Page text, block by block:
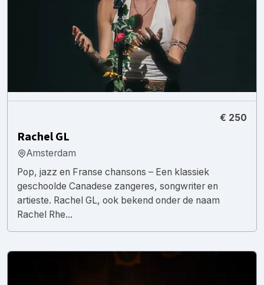
€ 250
Rachel GL
Amsterdam
Pop, jazz en Franse chansons – Een klassiek
geschoolde Canadese zangeres, songwriter en
artieste. Rachel GL, ook bekend onder de naam
Rachel Rhe...